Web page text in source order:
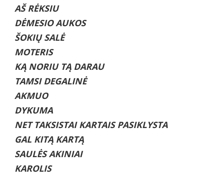
AŠ RĖKSIU
DĖMESIO AUKOS
ŠOKIŲ SALĖ
MOTERIS
KĄ NORIU TĄ DARAU
TAMSI DEGALINĖ
AKMUO
DYKUMA
NET TAKSISTAI KARTAIS PASIKLYSTA
GAL KITĄ KARTĄ
SAULĖS AKINIAI
KAROLIS